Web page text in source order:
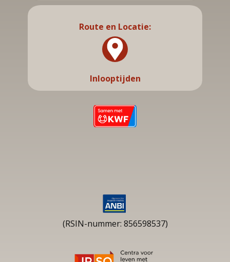
Route en Locatie:
Inlooptijden
(RSIN-nummer: 856598537)